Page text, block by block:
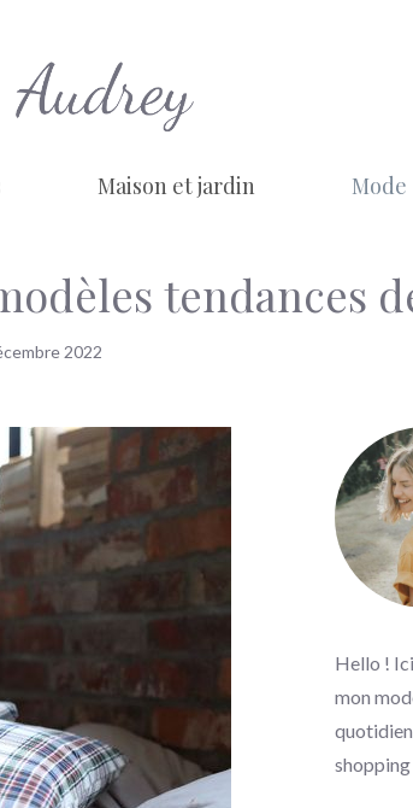
Maison et jardin Mode
tendances
2022
Hello !
mon
shopping